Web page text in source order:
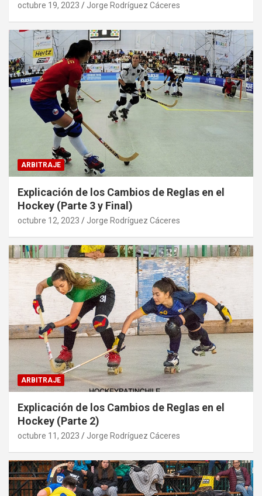
octubre 19, 2023 Jorge Rodríguez Cáceres
ARBITRAJE
Explicación de los Cambios de Reglas en el
Hockey (Parte 3 y Final)
octubre 12, 2023 Jorge Rodríguez Cáceres
ARBITRAJE
Explicación de los Cambios de Reglas en el
Hockey (Parte 2)
octubre 11, 2023 Jorge Rodríguez Cáceres